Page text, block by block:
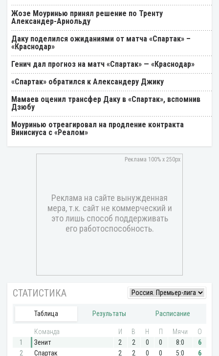
Жозе Моуринью принял решение по Тренту
Александер-Арнольду
Даку поделился ожиданиями от матча «Спартак» –
«Краснодар»
Генич дал прогноз на матч «Спартак» — «Краснодар»
«Спартак» обратился к Александеру Джику
Мамаев оценил трансфер Даку в «Спартак», вспомнив
Дзюбу
Моуринью отреагировал на продление контракта
Винисиуса с «Реалом»